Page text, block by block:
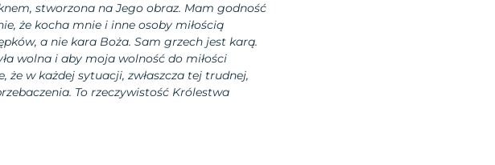
stworzona na Jego obraz. Mam godność
że kocha mnie i inne osoby miłością
a nie kara Boża. Sam grzech jest karą.
wolna i aby moja wolność do miłości
w każdej sytuacji, zwłaszcza tej trudnej,
To rzeczywistość Królestwa